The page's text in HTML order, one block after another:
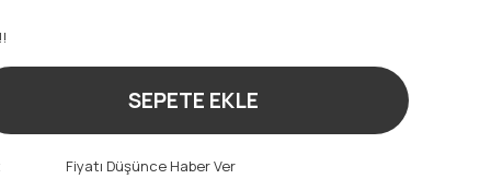
SEPETE EKLE
Fiyatı Düşünce Haber Ver